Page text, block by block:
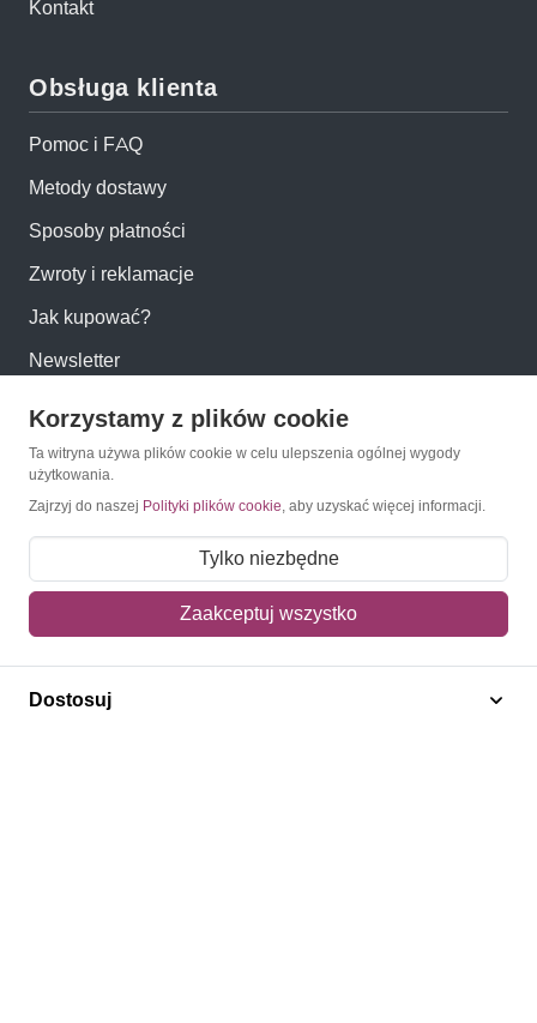
Kontakt
Obsługa klienta
Pomoc i FAQ
Metody dostawy
Sposoby płatności
Zwroty i reklamacje
Jak kupować?
Newsletter
Konto
Moje konto
Moje zamówienia
Mój koszyk
Adres dostawy
Polecamy
Korzystamy z plików cookie
Ta witryna używa plików cookie w celu ulepszenia ogólnej wygody
użytkowania.
Zajrzyj do naszej Polityki plików cookie, aby uzyskać więcej informacji.
Tylko niezbędne
Zaakceptuj wszystko
Dostosuj